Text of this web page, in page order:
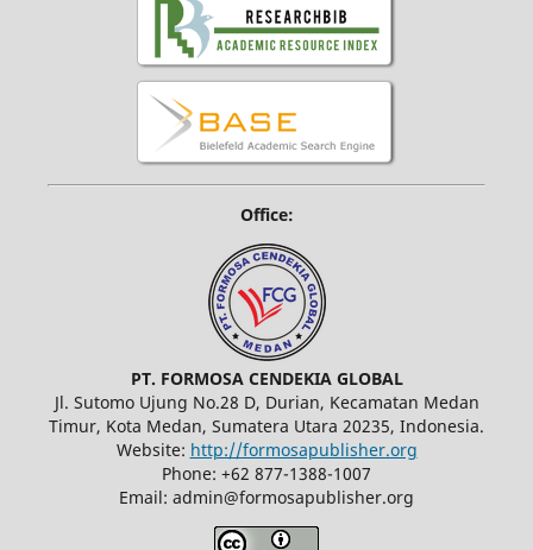
Office:
PT. FORMOSA CENDEKIA GLOBAL
Jl. Sutomo Ujung No.28 D, Durian, Kecamatan Medan
Timur, Kota Medan, Sumatera Utara 20235, Indonesia.
Website: http://formosapublisher.org
Phone: +62 877-1388-1007
Email: admin@formosapublisher.org